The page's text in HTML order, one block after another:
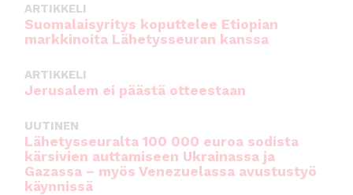
ARTIKKELI
Suomalaisyritys koputtelee Etiopian
markkinoita Lähetysseuran kanssa
ARTIKKELI
Jerusalem ei päästä otteestaan
UUTINEN
Lähetysseuralta 100 000 euroa sodista
kärsivien auttamiseen Ukrainassa ja
Gazassa – myös Venezuelassa avustustyö
käynnissä